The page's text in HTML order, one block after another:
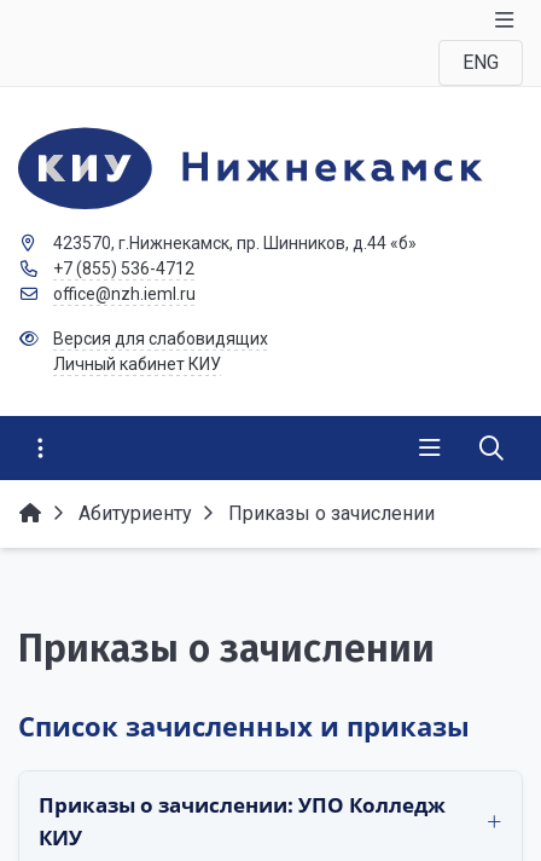
ENG
423570, г.Нижнекамск, пр. Шинников, д.44 «б»
+7 (855) 536-4712
office@nzh.ieml.ru
Версия для слабовидящих
Личный кабинет КИУ
Абитуриенту Приказы о зачислении
Приказы о зачислении
Список зачисленных и приказы
Приказы о зачислении: УПО Колледж
КИУ